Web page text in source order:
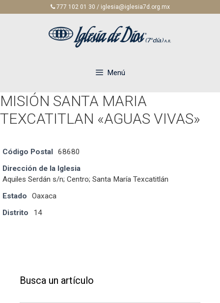
777 102 01 30 / iglesia@iglesia7d.org.mx
Menú
MISIÓN SANTA MARIA
TEXCATITLAN «AGUAS VIVAS»
Código Postal 68680
Dirección de la Iglesia
Aquiles Serdán s/n; Centro; Santa María Texcatitlán
Estado
Oaxaca
Distrito
14
Busca un artículo